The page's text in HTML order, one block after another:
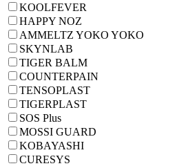
KOOLFEVER
HAPPY NOZ
AMMELTZ YOKO YOKO
SKYNLAB
TIGER BALM
COUNTERPAIN
TENSOPLAST
TIGERPLAST
SOS Plus
MOSSI GUARD
KOBAYASHI
CURESYS